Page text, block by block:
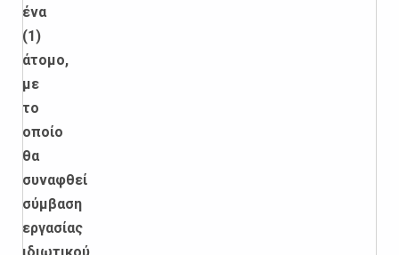
ένα
(1)
άτομο,
με
το
οποίο
θα
συναφθεί
σύμβαση
εργασίας